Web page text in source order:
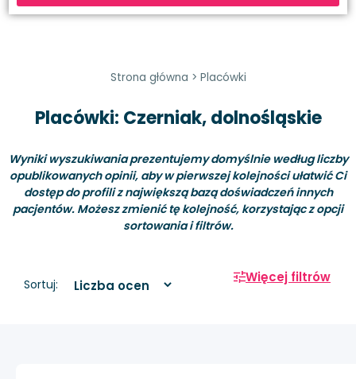
Strona główna > Placówki
Placówki: Czerniak, dolnośląskie
Wyniki wyszukiwania prezentujemy domyślnie według liczby
opublikowanych opinii, aby w pierwszej kolejności ułatwić Ci
dostęp do profili z największą bazą doświadczeń innych
pacjentów. Możesz zmienić tę kolejność, korzystając z opcji
sortowania i filtrów.
Sortuj: Więcej filtrów